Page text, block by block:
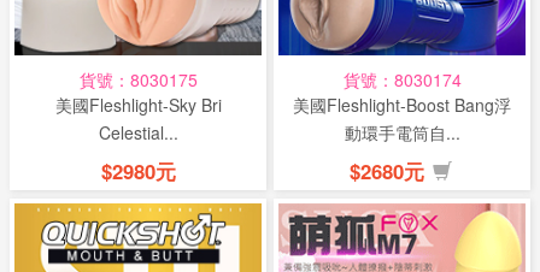
貨號：8030175
美國Fleshlight-Sky Bri
Celestial...
$2980元
貨號：8030174
美國Fleshlight-Boost Bang浮
動環手電筒自...
$2680元